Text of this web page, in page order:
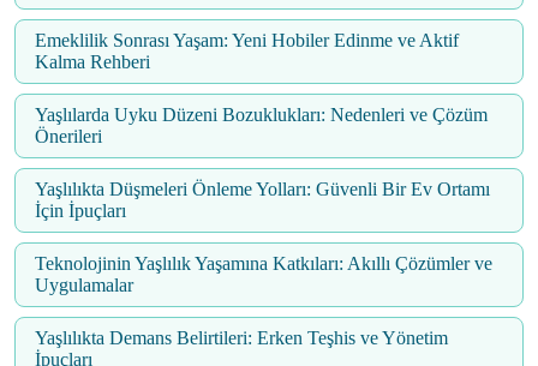
Emeklilik Sonrası Yaşam: Yeni Hobiler Edinme ve Aktif
Kalma Rehberi
Yaşlılarda Uyku Düzeni Bozuklukları: Nedenleri ve Çözüm
Önerileri
Yaşlılıkta Düşmeleri Önleme Yolları: Güvenli Bir Ev Ortamı
İçin İpuçları
Teknolojinin Yaşlılık Yaşamına Katkıları: Akıllı Çözümler ve
Uygulamalar
Yaşlılıkta Demans Belirtileri: Erken Teşhis ve Yönetim
İpuçları